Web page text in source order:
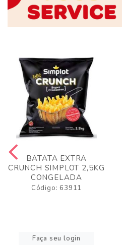
BATATA EXTRA
CRUNCH SIMPLOT 2,5KG
CONGELADA
Código: 63911
Faça seu login